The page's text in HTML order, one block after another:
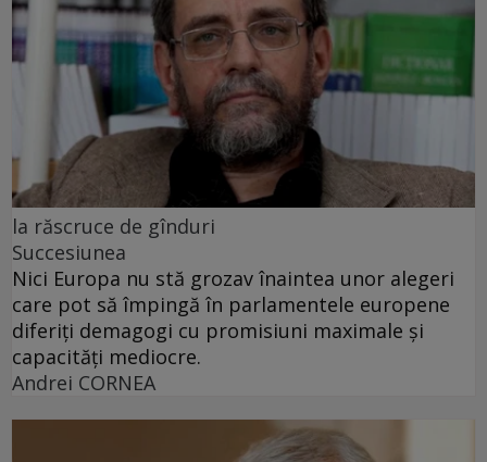
la răscruce de gînduri
Succesiunea
Nici Europa nu stă grozav înaintea unor alegeri
care pot să împingă în parlamentele europene
diferiți demagogi cu promisiuni maximale și
capacități mediocre.
Andrei CORNEA